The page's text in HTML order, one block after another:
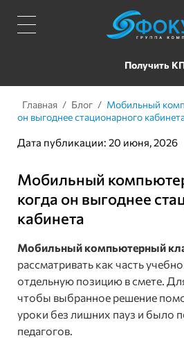
Получить
Главная / Блог / Мобильный
он выгоднее стационарного
Дата публикации: 20 июня, 2026
Мобильный
когда он выгоднее
кабинета
Мобильный компьютерный
рассматривать как часть
отдельную позицию в смете.
чтобы выбранное решение
уроки без лишних пауз и было
педагогов.